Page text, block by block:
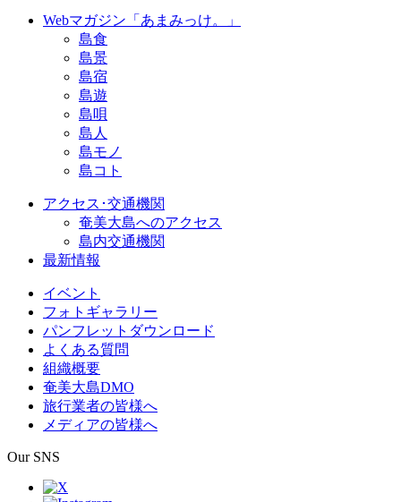
Webマガジン「あまみっけ。」
島食
島景
島宿
島遊
島唄
島人
島モノ
島コト
アクセス･交通機関
奄美大島へのアクセス
島内交通機関
最新情報
イベント
フォトギャラリー
パンフレットダウンロード
よくある質問
組織概要
奄美大島DMO
旅行業者の皆様へ
メディアの皆様へ
Our SNS